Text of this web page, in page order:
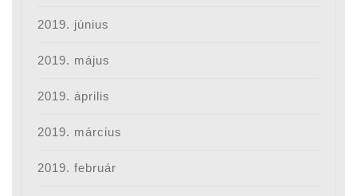
2019. június
2019. május
2019. április
2019. március
2019. február